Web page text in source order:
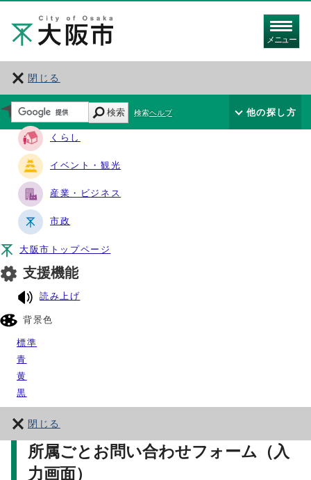
メニュー
閉じる
サイト・ナビ
くらし
イベント・観光
産業・ビジネス
市政
大阪市トップページ
支援機能
読み上げ
背景色
標準
青
黄
黒
閉じる
検索 検索ヘルプ 他の探し方
所属ごとお問い合わせフォーム（入
力画面）